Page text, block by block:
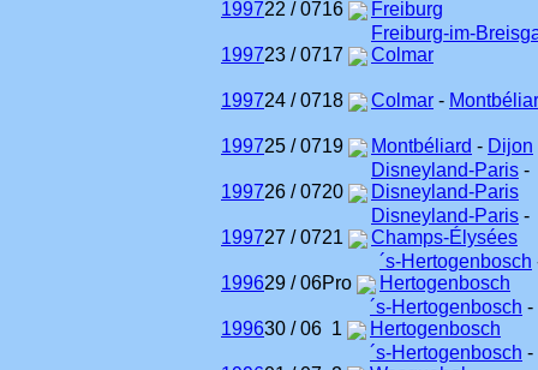
199722 / 0716 Freiburg
199723 / 0717
Freiburg-im-
Colmar
199724 / 0718 Colmar -
199725 / 0719 Montbéliard - Dijon
199726 / 0720
Disneyland-Paris -
Disneyland-Paris
199727 / 0721
Disneyland-Paris -
Champs-Élysées
199629 / 06Pro
´s-Hertogenbosch
Hertogenbosch
199630 / 06 1
´s-Hertogenbosch -
Hertogenbosch
´s-Hertogenbosch -